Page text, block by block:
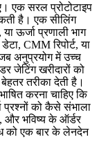
एक सरल प्रोटोटाइप
है। एक सीलिंग
ऊर्जा प्रणाली भाग
CMM रिपोर्ट, या
अनुप्रयोग में उच्च
जेटिंगखरीदारों को
तरीका देती है।
करना चाहिए कि
प्रश्नों को कैसे संभाला
और भविष्य के ऑर्डर
को एक बार के लेनदेन